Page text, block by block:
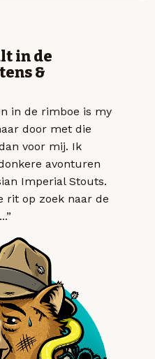
in de
&
in de rimboe is my
door met die
voor mij. Ik
avonturen
Imperial Stouts.
rit op zoek naar de